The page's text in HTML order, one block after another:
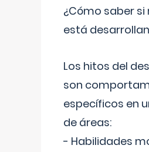
¿Cómo saber si
está
Los hitos del
son
específicos en
de áreas:
- Habilidades